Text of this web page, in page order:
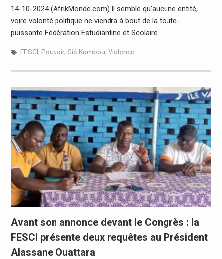
14-10-2024 (AfrikMonde.com) Il semble qu’aucune entité,
voire volonté politique ne viendra à bout de la toute-
puissante Fédération Estudiantine et Scolaire…
FESCI , Pouvoir, Sié Kambou, Violence
Avant son annonce devant le Congrès : la
FESCI présente deux requêtes au Président
Alassane Ouattara